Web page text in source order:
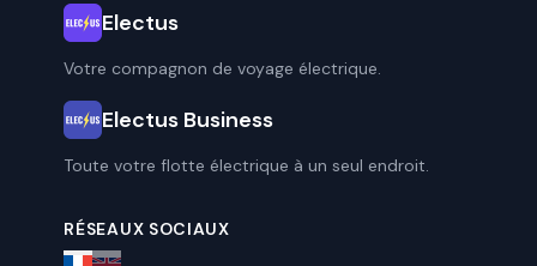
Electus
Votre compagnon de voyage électrique.
Electus Business
Toute votre flotte électrique à un seul endroit.
RÉSEAUX SOCIAUX